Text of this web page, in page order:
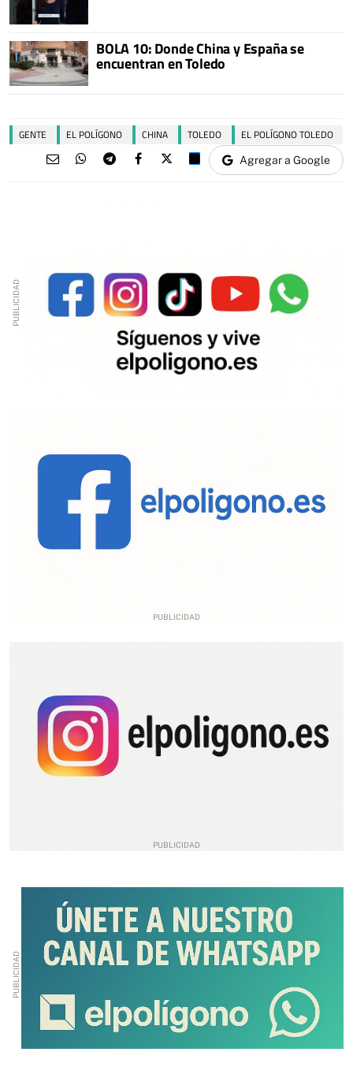
BOLA 10: Donde China y España se
encuentran en Toledo
GENTE EL POLÍGONO CHINA TOLEDO EL POLÍGONO TOLEDO
Agregar a Google